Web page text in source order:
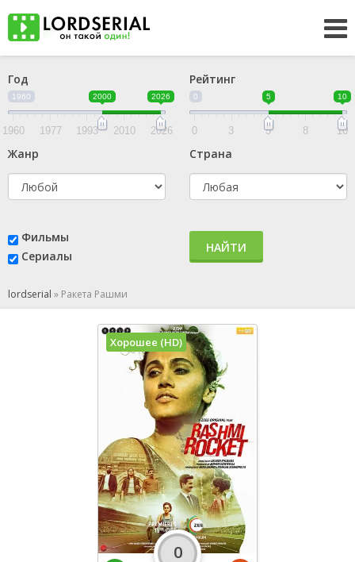
Год
1960 2000 2026
1960 1977 1993 2010 2026
Рейтинг
0 5 10
0 3 5 8 10
Жанр Страна
Фильмы
Сериалы
НАЙТИ
lordserial » Ракета Рашми
Хорошее (HD)
0